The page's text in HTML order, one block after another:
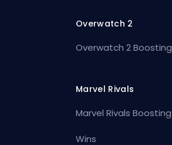
Overwatch 2
Overwatch 2 Boosting
Marvel Rivals
Marvel Rivals Boosting
Wins